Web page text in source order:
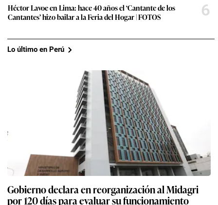
Héctor Lavoe en Lima: hace 40 años el ‘Cantante de los
Cantantes’ hizo bailar a la Feria del Hogar | FOTOS
6
Lo último en Perú
Gobierno declara en reorganización al Midagri
por 120 días para evaluar su funcionamiento